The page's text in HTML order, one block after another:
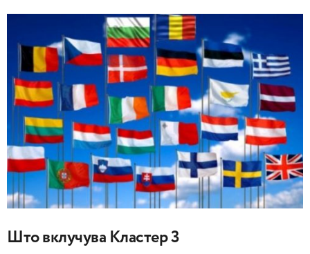
Што вклучува Кластер 3